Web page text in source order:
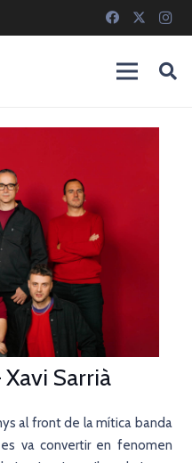
Sarrià
al front de la mítica banda
va convertir en fenomen